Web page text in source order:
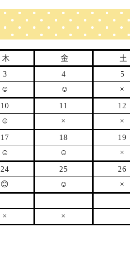
木 金 土
3 4 5
☺ ☺ ×
10 11 12
☺ × ×
17 18 19
☺ ☺ ×
24 25 26
😊 ☺ ×
× ×